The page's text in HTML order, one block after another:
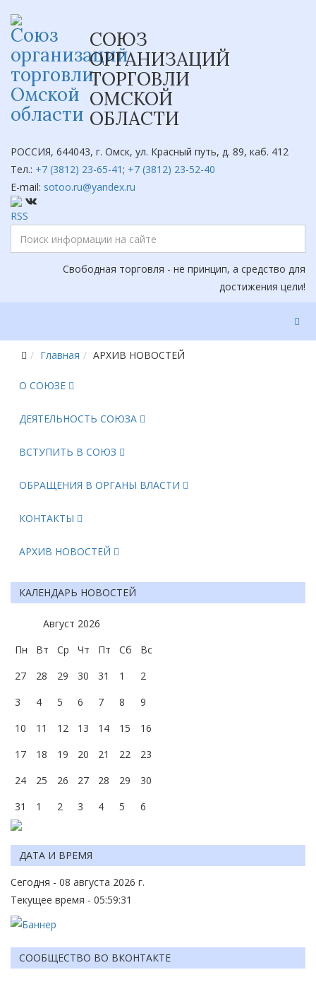
СОЮЗ
ОРГАНИЗАЦИЙ
ТОРГОВЛИ
ОМСКОЙ
ОБЛАСТИ
РОССИЯ, 644043, г. Омск, ул. Красный путь, д. 89, каб. 412
Тел.: +7 (3812) 23-65-41; +7 (3812) 23-52-40
E-mail: sotoo.ru@yandex.ru
Свободная торговля - не принцип, а средство для
достижения цели!
Главная АРХИВ НОВОСТЕЙ
О СОЮЗЕ
ДЕЯТЕЛЬНОСТЬ СОЮЗА
ВСТУПИТЬ В СОЮЗ
ОБРАЩЕНИЯ В ОРГАНЫ ВЛАСТИ
КОНТАКТЫ
АРХИВ НОВОСТЕЙ
КАЛЕНДАРЬ НОВОСТЕЙ
Август 2026
Пн
Вт Ср Чт Пт Сб
Вс
27
28 29 30 31 1
2
3
4 5 6 7 8
9
10
11 12 13 14 15
16
17
18 19 20 21 22
23
24
25 26 27 28 29
30
31
1 2 3 4 5 6
ДАТА И ВРЕМЯ
Сегодня - 08 августа 2026 г.
Текущее время - 05:59:31
СООБЩЕСТВО ВО ВКОНТАКТЕ